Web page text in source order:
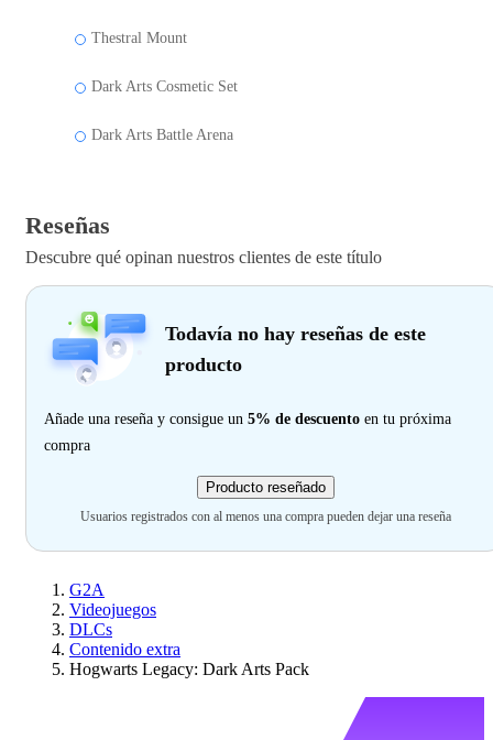
Thestral Mount
Dark Arts Cosmetic Set
Dark Arts Battle Arena
Reseñas
Descubre qué opinan nuestros clientes de este título
Todavía no hay reseñas de este
producto
Añade una reseña y consigue un 5% de descuento en tu próxima
compra
Producto reseñado
Usuarios registrados con al menos una compra pueden dejar una reseña
G2A
Videojuegos
DLCs
Contenido extra
Hogwarts Legacy: Dark Arts Pack